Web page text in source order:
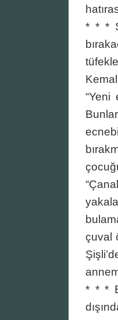
* * *
“Yeni
çuval
* * *